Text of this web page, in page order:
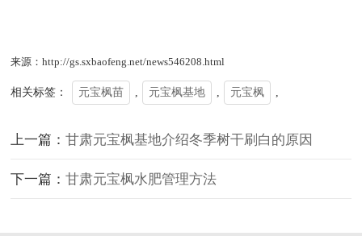
来源：http://gs.sxbaofeng.net/news546208.html
相关标签： 元宝枫苗 元宝枫基地 元宝枫
上一篇：甘肃元宝枫基地介绍冬季树干刷白的原因
下一篇：甘肃元宝枫水肥管理方法